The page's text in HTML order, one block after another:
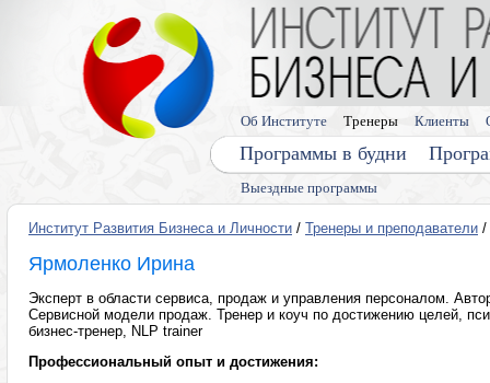
Выездные программы
Программы в будни
Об Институте Тренеры Клиенты
Институт Развития Бизнеса и Личности / Тренеры и преподаватели /
Ярмоленко Ирина
Эксперт в области сервиса, продаж и управления персоналом.
Сервисной модели продаж. Тренер и коуч по достижению целей,
бизнес-тренер, NLP trainer
Профессиональный опыт и достижения: